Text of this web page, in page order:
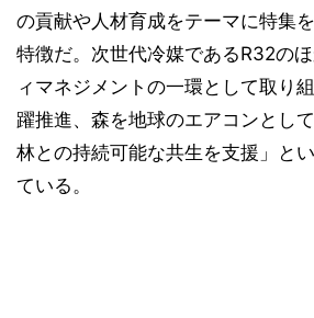
の貢献や人材育成をテーマに特集
特徴だ。次世代冷媒であるR32の
ィマネジメントの一環として取り
躍推進、森を地球のエアコンとし
林との持続可能な共生を支援」と
ている。